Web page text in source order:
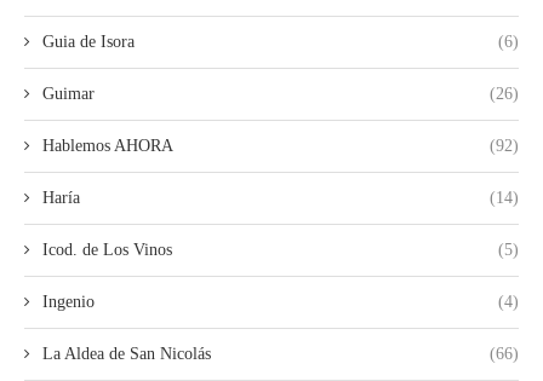
Guia de Isora (6)
Guimar (26)
Hablemos AHORA (92)
Haría (14)
Icod. de Los Vinos (5)
Ingenio (4)
La Aldea de San Nicolás (66)